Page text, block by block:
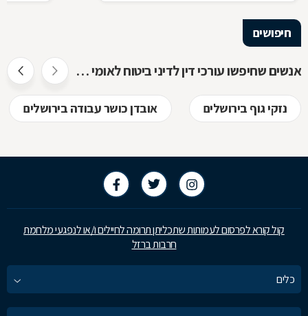
חיפושים
אנשים שחיפשו עורכי דין לדיני ביטוח לאומי חיפשו גם
נזקי גוף בירושלים אובדן כושר עבודה בירושלים
קול קורא לפרסום לעמותות שתכליתן תרומה לחיילים ו/או לנפגעי מלחמת
חרבות ברזל
כלים